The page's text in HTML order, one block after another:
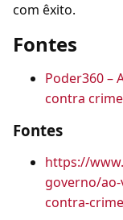
com êxito.
Fontes
Poder360 –
contra
Fontes
https://
governo/
contra-